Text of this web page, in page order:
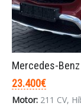
Mercedes-Benz
23.400€
Motor: 211 CV,